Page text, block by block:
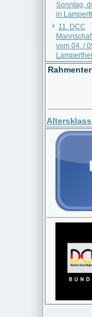
Sonntag,
in
11. DCC
vom 04. /